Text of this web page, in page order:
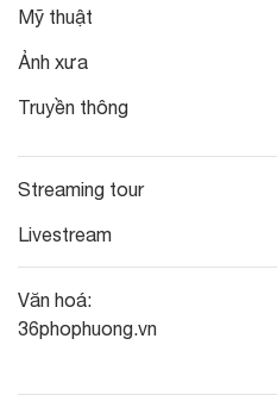
Mỹ thuật
Ảnh xưa
Truyền thông
Streaming tour
Livestream
Văn hoá:
36phophuong.vn